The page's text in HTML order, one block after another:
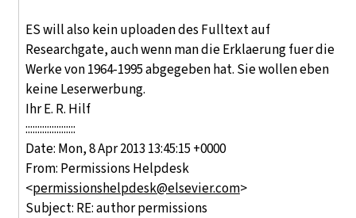
ES will also kein uploaden des Fulltext auf
Researchgate, auch wenn man die Erklaerung fuer die
Werke von 1964-1995 abgegeben hat. Sie wollen eben
keine Leserwerbung.
Ihr E. R. Hilf
:::::::::::::::::::::
Date: Mon, 8 Apr 2013 13:45:15 +0000
From: Permissions Helpdesk
<permissionshelpdesk@elsevier.com>
Subject: RE: author permissions